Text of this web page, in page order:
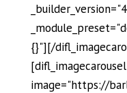
{}"][/
image="https://